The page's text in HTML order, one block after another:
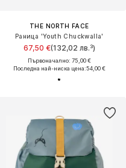
THE NORTH FACE
Раница 'Youth Chuckwalla'
67,50 €(132,02 лв.³)
Първоначално: 75,00 €
Последна най-ниска цена:54,00 €